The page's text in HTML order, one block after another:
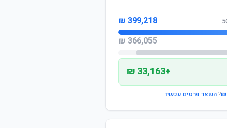
399,218 ₪
366,055 ₪
+33,163 ₪
?השאר פרטים עכשיו